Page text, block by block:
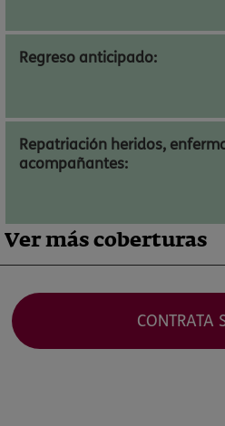
Regreso anticipado:
Repatriación heridos,
acompañantes:
Ver más coberturas
CONTRATA